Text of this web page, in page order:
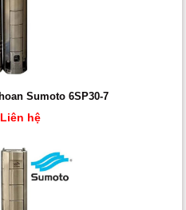
Sumoto 6SP30-7
Liên hệ